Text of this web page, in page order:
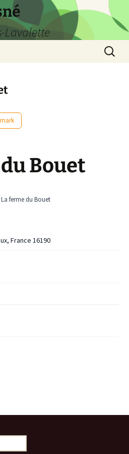
Lavalette
Bouet
La ferme du Bouet
France 16190